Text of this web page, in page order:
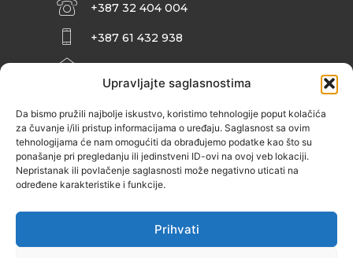
Upravljajte saglasnostima
Da bismo pružili najbolje iskustvo, koristimo tehnologije poput kolačića
za čuvanje i/ili pristup informacijama o uređaju. Saglasnost sa ovim
tehnologijama će nam omogućiti da obrađujemo podatke kao što su
ponašanje pri pregledanju ili jedinstveni ID-ovi na ovoj veb lokaciji.
Nepristanak ili povlačenje saglasnosti može negativno uticati na
određene karakteristike i funkcije.
Prihvati
+387 32 404 004
+387 61 432 938
INFO@ZENIT.BA
ZENIČANKA, 3. SPRAT), 72000 ZENICA